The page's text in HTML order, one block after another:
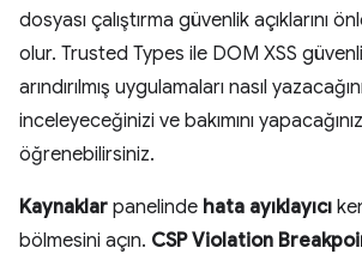
dosyası çalıştırma güvenlik açıklarını
olur. Trusted Types ile DOM XSS
arındırılmış uygulamaları nasıl
inceleyeceğinizi ve bakımını
öğrenebilirsiniz.
Kaynaklar panelinde hata ayıklayıcı
bölmesini açın. CSP Violation